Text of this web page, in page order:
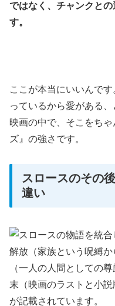
ではなく、チャンクと
す。
ここが本当にいいんで
っているから愛がある
映画の中で、そこをち
ズ』の強さです。
スロースのその
違い